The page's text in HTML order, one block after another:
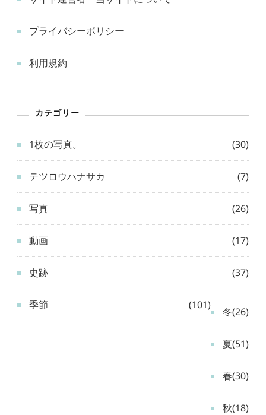
プライバシーポリシー
利用規約
カテゴリー
1枚の写真。 (30)
テツロウハナサカ (7)
写真 (26)
動画 (17)
史跡 (37)
季節 (101)
冬(26)
夏(51)
春(30)
秋(18)